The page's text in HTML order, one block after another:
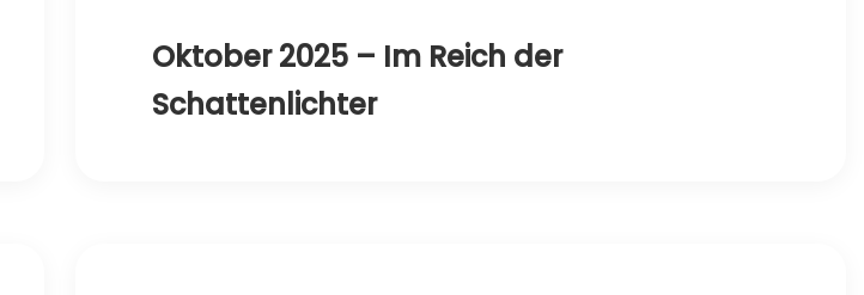
Oktober 2025 – Im Reich der
Schattenlichter